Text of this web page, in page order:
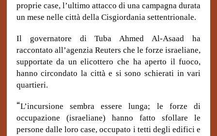
proprie case, l’ultimo attacco di una campagna durata
un mese nelle città della Cisgiordania settentrionale.
Il governatore di Tuba Ahmed Al-Asaad ha
raccontato all’agenzia Reuters che le forze israeliane,
supportate da un elicottero che ha aperto il fuoco,
hanno circondato la città e si sono schierati in vari
quartieri.
“L’incursione sembra essere lunga; le forze di
occupazione (israeliane) hanno fatto sfollare le
persone dalle loro case, occupato i tetti degli edifici e